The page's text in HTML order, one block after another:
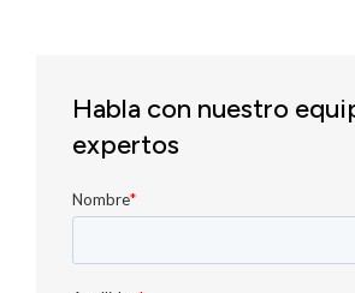
Habla con nuestro
expertos